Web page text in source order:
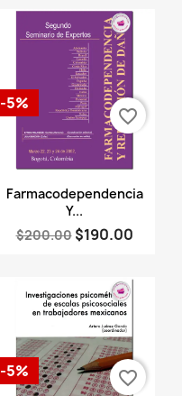
Vista rápida
Farmacodependencia
Y...
$200.00 $190.00
-5%
favorite_border
-5% favorite_border